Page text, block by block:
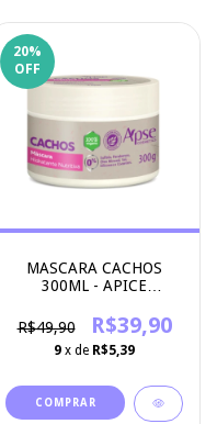
20%
OFF
MASCARA CACHOS
300ML - APICE
R$49,90
R$39,90
9 x de R$5,39